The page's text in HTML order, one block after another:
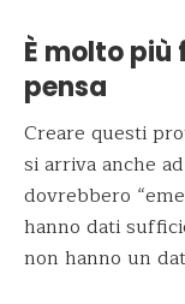
È molto più
pensa
Creare questi
si arriva anche
dovrebbero
hanno dati
non hanno un